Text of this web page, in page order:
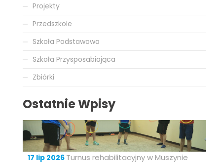
Projekty
Przedszkole
Szkoła Podstawowa
Szkoła Przysposabiająca
Zbiórki
Ostatnie Wpisy
17 lip 2026 Turnus rehabilitacyjny w Muszynie